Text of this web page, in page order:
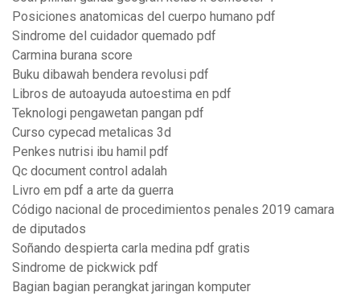
Posiciones anatomicas del cuerpo humano pdf
Sindrome del cuidador quemado pdf
Carmina burana score
Buku dibawah bendera revolusi pdf
Libros de autoayuda autoestima en pdf
Teknologi pengawetan pangan pdf
Curso cypecad metalicas 3d
Penkes nutrisi ibu hamil pdf
Qc document control adalah
Livro em pdf a arte da guerra
Código nacional de procedimientos penales 2019 camara
de diputados
Soñando despierta carla medina pdf gratis
Sindrome de pickwick pdf
Bagian bagian perangkat jaringan komputer